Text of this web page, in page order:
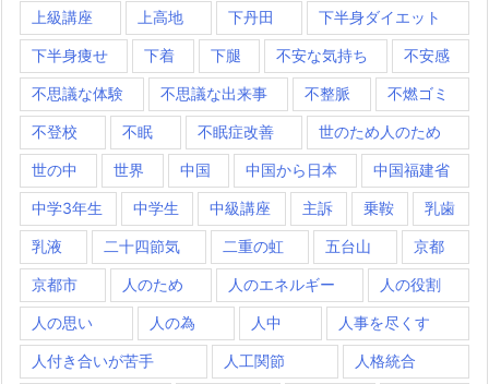
上級講座 上高地 下丹田 下半身ダイエット
下半身痩せ 下着 下腿 不安な気持ち 不安感
不思議な体験 不思議な出来事 不整脈 不燃ゴミ
不登校 不眠 不眠症改善 世のため人のため
世の中 世界 中国 中国から日本 中国福建省
中学3年生 中学生 中級講座 主訴 乗鞍 乳歯
乳液 二十四節気 二重の虹 五台山 京都
京都市 人のため 人のエネルギー 人の役割
人の思い 人の為 人中 人事を尽くす
人付き合いが苦手 人工関節 人格統合